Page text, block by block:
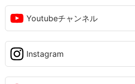
Youtubeチャンネル
Instagram